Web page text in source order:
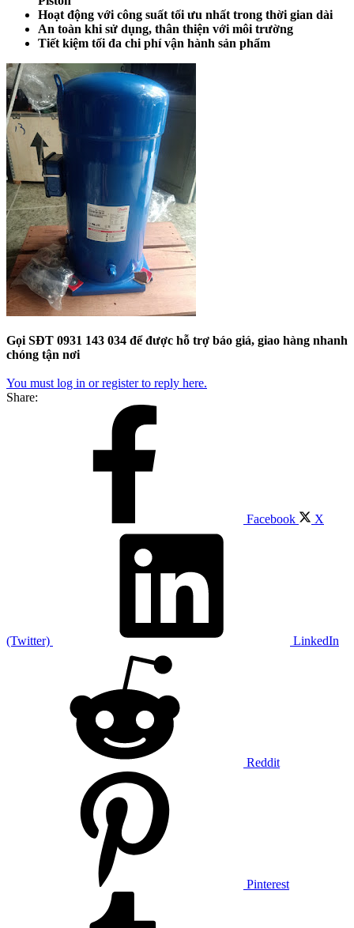
Hoạt động với công suất tối ưu nhất trong thời gian dài
An toàn khi sử dụng, thân thiện với môi trường
Tiết kiệm tối đa chi phí vận hành sản phẩm
Gọi SĐT 0931 143 034 để được hỗ trợ báo giá, giao hàng nhanh
chóng tận nơi
You must log in or register to reply here.
Share:
Facebook X
(Twitter) LinkedIn
Reddit
Pinterest